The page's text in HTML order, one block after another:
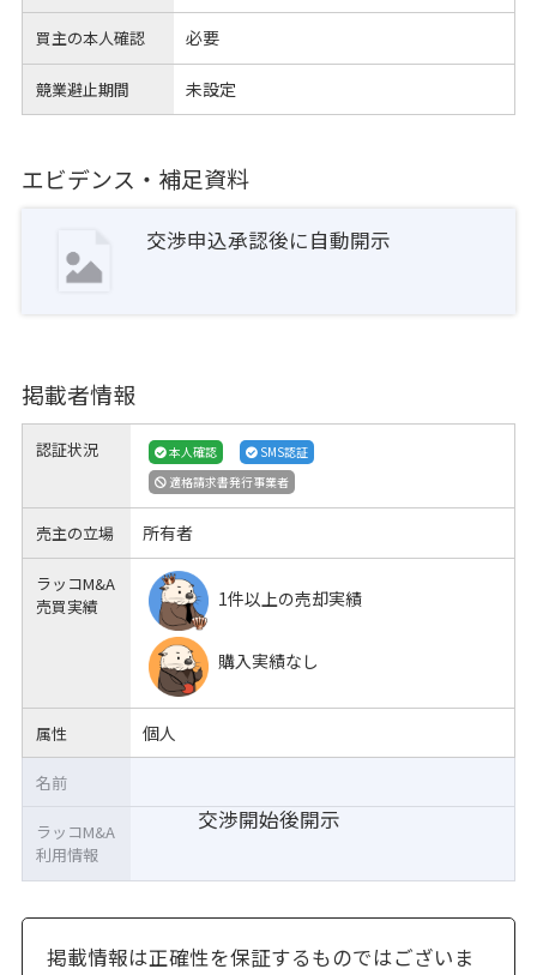
買主の本人確認 必要
競業避止期間 未設定
エビデンス・補足資料
交渉申込承認後に自動開示
掲載者情報
認証状況 本人確認
SMS認証
適格請求書発行事業者
売主の立場 所有者
ラッコM&A
売買実績
1件以上の売却実績
購入実績なし
属性 個人
交渉開始後開示
名前
ラッコM&A
利用情報
掲載情報は正確性を保証するものではございま